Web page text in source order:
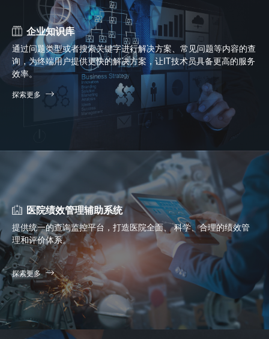
企业知识库
通过问题类型或者搜索关键字进行解决方案、常见问题等内容的查
询，为终端用户提供更快的解决方案，让IT技术员具备更高的服务
效率。
探索更多
医院绩效管理辅助系统
提供统一的查询监控平台，打造医院全面、 科学、合理的绩效管
理和评价体系。
探索更多